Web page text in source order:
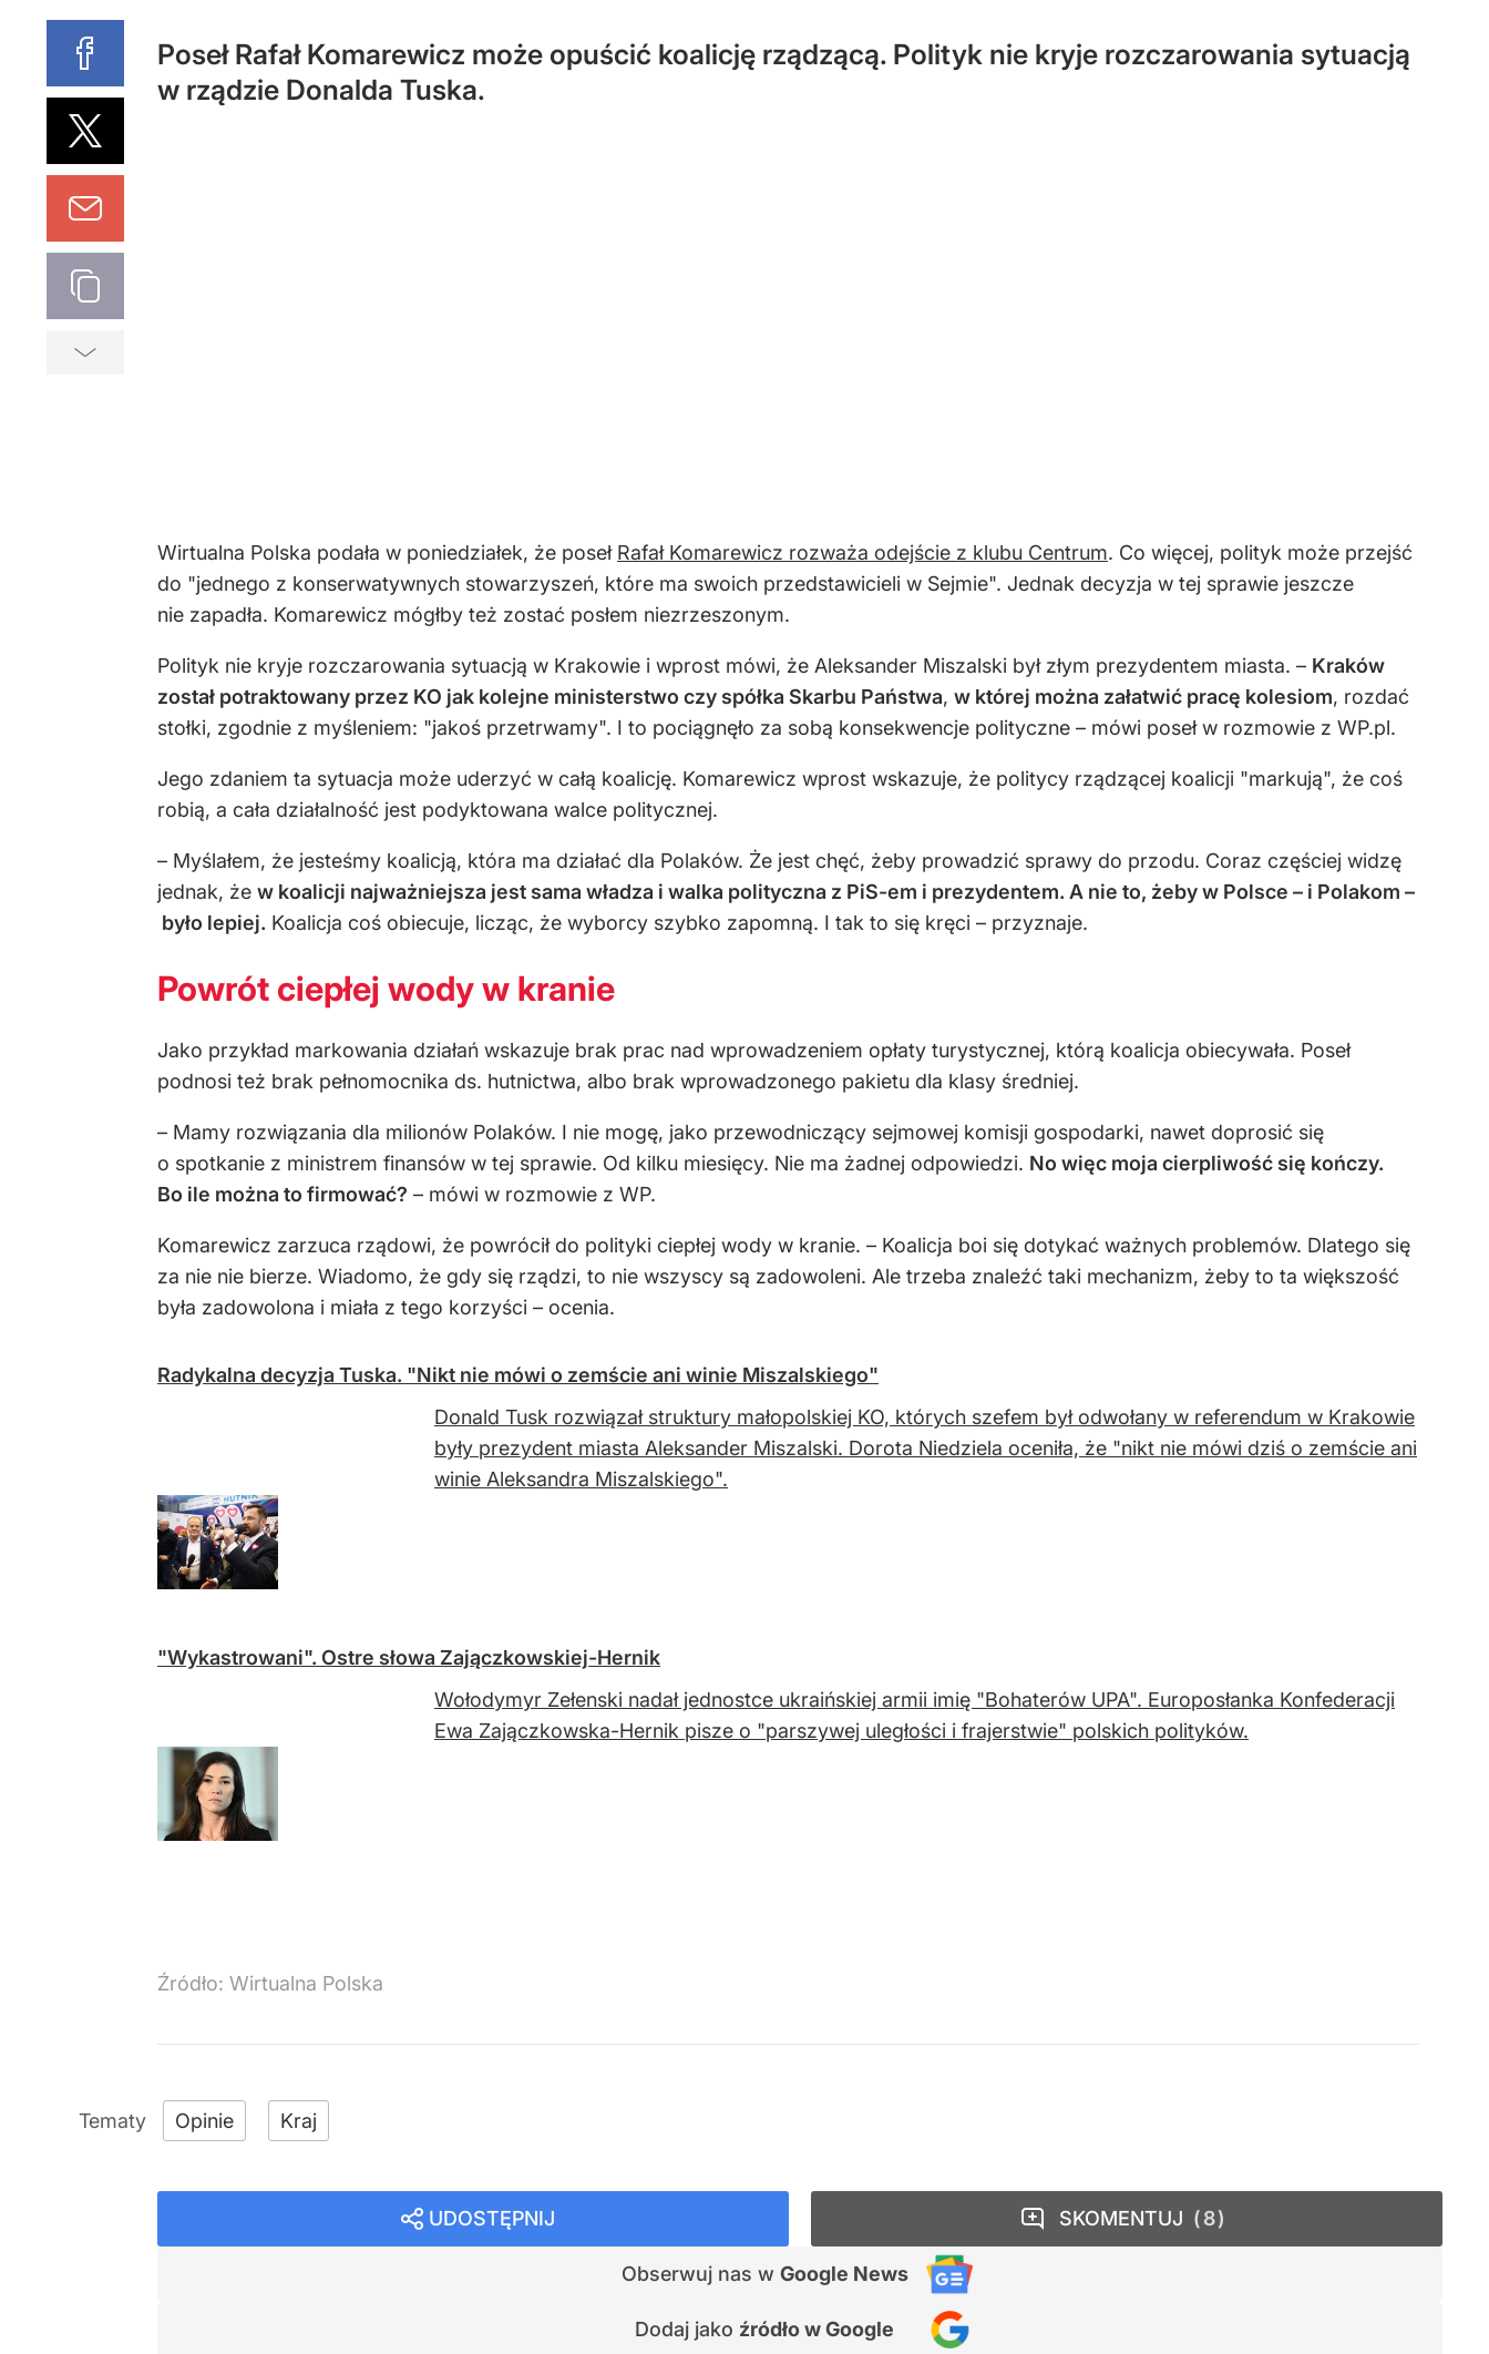
Poseł Rafał Komarewicz może opuścić koalicję rządzącą. Polityk nie kryje rozczarowania sytuacją
w rządzie Donalda Tuska.
Wirtualna Polska podała w poniedziałek, że poseł Rafał Komarewicz rozważa odejście z klubu Centrum. Co więcej, polityk może przejść
do "jednego z konserwatywnych stowarzyszeń, które ma swoich przedstawicieli w Sejmie". Jednak decyzja w tej sprawie jeszcze
nie zapadła. Komarewicz mógłby też zostać posłem niezrzeszonym.
Polityk nie kryje rozczarowania sytuacją w Krakowie i wprost mówi, że Aleksander Miszalski był złym prezydentem miasta. – Kraków
został potraktowany przez KO jak kolejne ministerstwo czy spółka Skarbu Państwa, w której można załatwić pracę kolesiom, rozdać
stołki, zgodnie z myśleniem: "jakoś przetrwamy". I to pociągnęło za sobą konsekwencje polityczne – mówi poseł w rozmowie z WP.pl.
Jego zdaniem ta sytuacja może uderzyć w całą koalicję. Komarewicz wprost wskazuje, że politycy rządzącej koalicji "markują", że coś
robią, a cała działalność jest podyktowana walce politycznej.
– Myślałem, że jesteśmy koalicją, która ma działać dla Polaków. Że jest chęć, żeby prowadzić sprawy do przodu. Coraz częściej widzę
jednak, że w koalicji najważniejsza jest sama władza i walka polityczna z PiS-em i prezydentem. A nie to, żeby w Polsce – i Polakom –
było lepiej. Koalicja coś obiecuje, licząc, że wyborcy szybko zapomną. I tak to się kręci – przyznaje.
Powrót ciepłej wody w kranie
Jako przykład markowania działań wskazuje brak prac nad wprowadzeniem opłaty turystycznej, którą koalicja obiecywała. Poseł
podnosi też brak pełnomocnika ds. hutnictwa, albo brak wprowadzonego pakietu dla klasy średniej.
– Mamy rozwiązania dla milionów Polaków. I nie mogę, jako przewodniczący sejmowej komisji gospodarki, nawet doprosić się
o spotkanie z ministrem finansów w tej sprawie. Od kilku miesięcy. Nie ma żadnej odpowiedzi. No więc moja cierpliwość się kończy.
Bo ile można to firmować? – mówi w rozmowie z WP.
Komarewicz zarzuca rządowi, że powrócił do polityki ciepłej wody w kranie. – Koalicja boi się dotykać ważnych problemów. Dlatego się
za nie nie bierze. Wiadomo, że gdy się rządzi, to nie wszyscy są zadowoleni. Ale trzeba znaleźć taki mechanizm, żeby to ta większość
była zadowolona i miała z tego korzyści – ocenia.
Radykalna decyzja Tuska. "Nikt nie mówi o zemście ani winie Miszalskiego"
Donald Tusk rozwiązał struktury małopolskiej KO, których szefem był odwołany w referendum w Krakowie
były prezydent miasta Aleksander Miszalski. Dorota Niedziela oceniła, że "nikt nie mówi dziś o zemście ani
winie Aleksandra Miszalskiego".
"Wykastrowani". Ostre słowa Zajączkowskiej-Hernik
Wołodymyr Zełenski nadał jednostce ukraińskiej armii imię "Bohaterów UPA". Europosłanka Konfederacji
Ewa Zajączkowska-Hernik pisze o "parszywej uległości i frajerstwie" polskich polityków.
Źródło: Wirtualna Polska
Opinie Kraj
UDOSTĘPNIJ
Obserwuj nas w Google News
Dodaj jako źródło w Google
SKOMENTUJ 8